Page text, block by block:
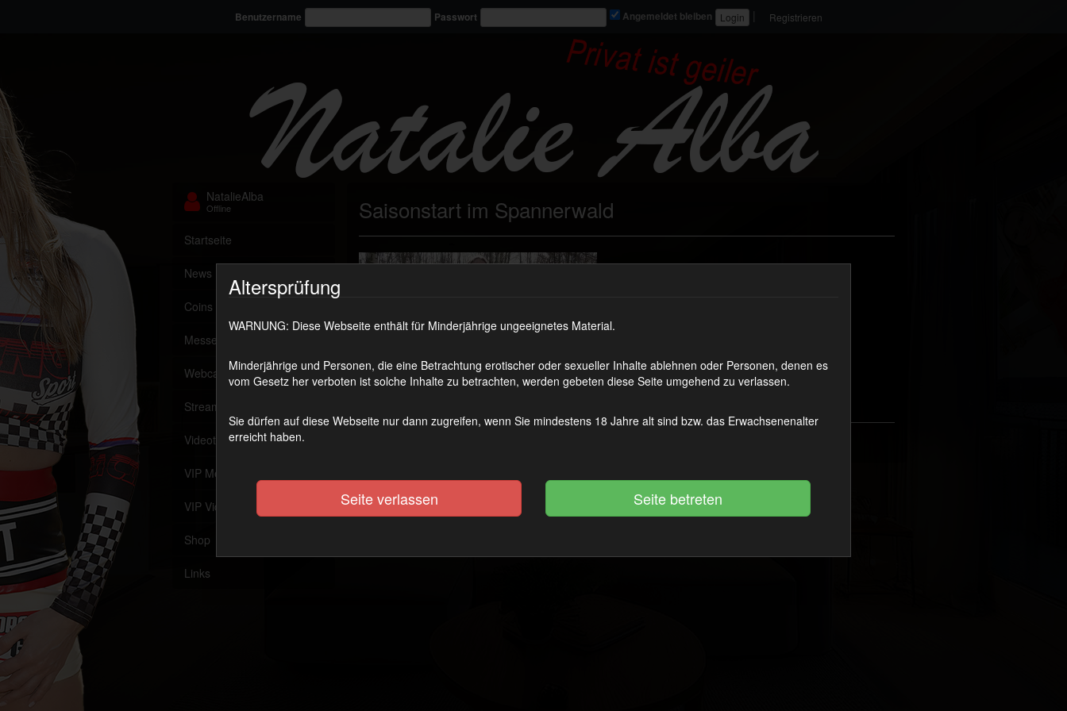
Benutzername Passwort Angemeldet bleiben Registrieren
NatalieAlba
Offline
Startseite
News
Coins aufladen
Messenger
Webcam Offline
Streaming (VoD)
Videothek
VIP Member werden
VIP Videothek
Shop
Links
Saisonstart im Spannerwald
Altersprüfung
WARNUNG: Diese Webseite enthält für Minderjährige ungeeignetes Material.
Minderjährige und Personen, die eine Betrachtung erotischer oder sexueller Inhalte ablehnen oder Personen, denen es
vom Gesetz her verboten ist solche Inhalte zu betrachten, werden gebeten diese Seite umgehend zu verlassen.
Sie dürfen auf diese Webseite nur dann zugreifen, wenn Sie mindestens 18 Jahre alt sind bzw. das Erwachsenenalter
erreicht haben.
Seite verlassen